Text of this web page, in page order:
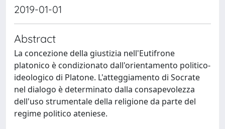
2019-01-01
Abstract
La concezione della giustizia nell'Eutifrone
platonico è condizionato dall'orientamento politico-
ideologico di Platone. L'atteggiamento di Socrate
nel dialogo è determinato dalla consapevolezza
dell'uso strumentale della religione da parte del
regime politico ateniese.